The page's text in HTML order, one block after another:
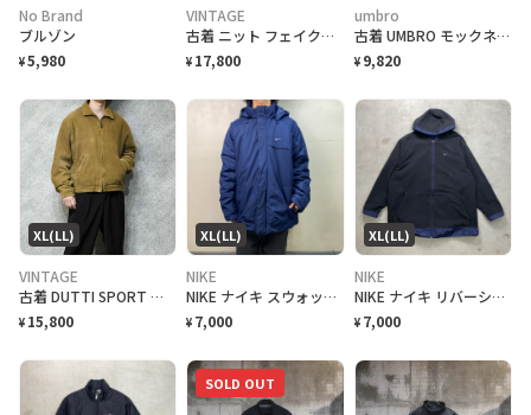
No Brand
ブルゾン
¥5,980
VINTAGE
古着 ニット フェイクスウェード 切り替え フリース ブルゾン デザイン
¥ 17,800
umbro
古着 UMBRO モックネック フリース デザイン 水色 ライトブルー
¥ 9,820
XL(LL)
VINTAGE
古着 DUTTI SPORT コーデュロイ ブルゾン ジャケット ブラウン
¥ 15,800
XL(LL)
NIKE
NIKE ナイキ スウォッシュロゴ刺繍 ナイロンジャケット メンズXL
¥ 7,000
XL(LL)
NIKE
NIKE ナイキ リバーシブル フリース×ナイロンジャケット メンズXL 00年代 00s VINTAGE ヴィンテージ
¥ 7,000
SOLD OUT